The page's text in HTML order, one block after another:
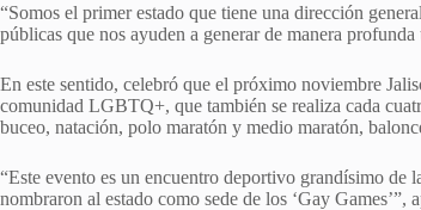
“Somos el primer estado que tiene una dirección
públicas que nos ayuden a generar de manera
En este sentido, celebró que el próximo noviembre
comunidad LGBTQ+, que también se realiza cada
buceo, natación, polo maratón y medio maratón,
“Este evento es un encuentro deportivo grandísimo
nombraron al estado como sede de los ‘Gay Games’”,